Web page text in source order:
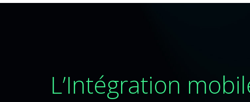
L’Intégration